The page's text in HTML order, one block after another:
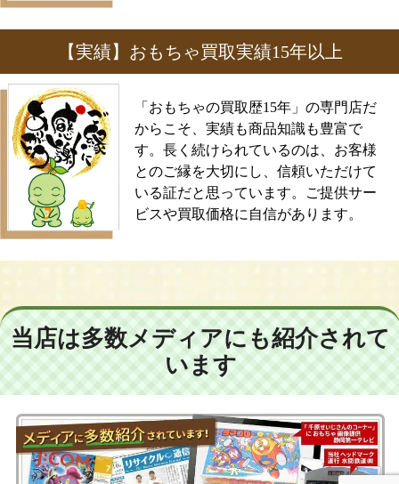
【実績】おもちゃ買取実績15年以上
「おもちゃの買取歴15年」の専門店だ
からこそ、実績も商品知識も豊富で
す。長く続けられているのは、お客様
とのご縁を大切にし、信頼いただけて
いる証だと思っています。ご提供サー
ビスや買取価格に自信があります。
当店は多数メディアにも紹介されて
います